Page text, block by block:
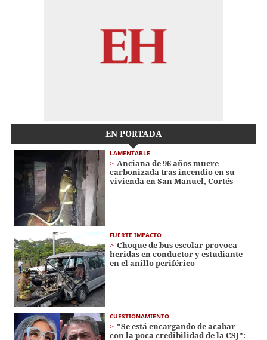
EN PORTADA
LAMENTABLE
Anciana de 96 años muere
carbonizada tras incendio en su
vivienda en San Manuel, Cortés
FUERTE IMPACTO
Choque de bus escolar provoca
heridas en conductor y estudiante
en el anillo periférico
CUESTIONAMIENTO
"Se está encargando de acabar
con la poca credibilidad de la CSJ":